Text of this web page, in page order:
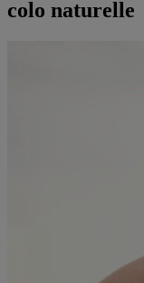
colo naturelle